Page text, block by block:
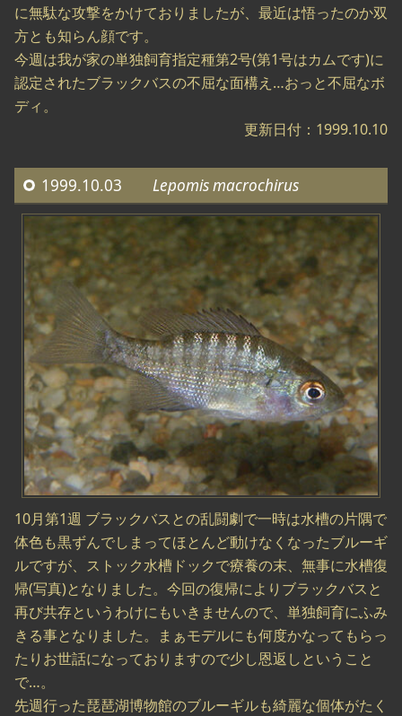
に無駄な攻撃をかけておりましたが、最近は悟ったのか双
方とも知らん顔です。
今週は我が家の単独飼育指定種第2号(第1号はカムです)に
認定されたブラックバスの不屈な面構え…おっと不屈なボ
ディ。
更新日付：1999.10.10
1999.10.03 Lepomis macrochirus
10月第1週 ブラックバスとの乱闘劇で一時は水槽の片隅で
体色も黒ずんでしまってほとんど動けなくなったブルーギ
ルですが、ストック水槽ドックで療養の末、無事に水槽復
帰(写真)となりました。今回の復帰によりブラックバスと
再び共存というわけにもいきませんので、単独飼育にふみ
きる事となりました。まぁモデルにも何度かなってもらっ
たりお世話になっておりますので少し恩返しということ
で…。
先週行った琵琶湖博物館のブルーギルも綺麗な個体がたく